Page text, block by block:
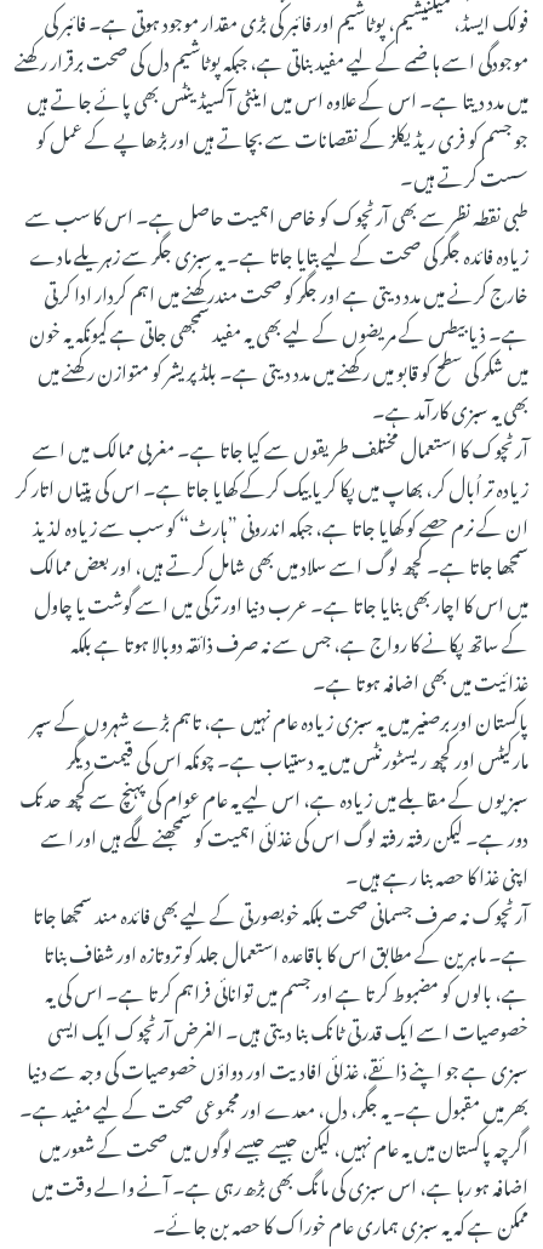
فولک ایسڈ، میگنیشیم، پوٹاشیم اور فائبر کی بڑی مقدار موجود ہوتی ہے۔ فائبر کی
موجودگی اسے ہاضمے کے لیے مفید بناتی ہے، جبکہ پوٹاشیم دل کی صحت برقرار رکھنے
میں مدد دیتا ہے۔ اس کے علاوہ اس میں اینٹی آکسیڈینٹس بھی پائے جاتے ہیں
جو جسم کو فری ریڈیکلز کے نقصانات سے بچاتے ہیں اور بڑھاپے کے عمل کو
سست کرتے ہیں۔
طبی نقطہ نظر سے بھی آرٹچوک کو خاص اہمیت حاصل ہے۔ اس کا سب سے
زیادہ فائدہ جگر کی صحت کے لیے بتایا جاتا ہے۔ یہ سبزی جگر سے زہریلے مادے
خارج کرنے میں مدد دیتی ہے اور جگر کو صحت مندرکھنے میں اہم کردار ادا کرتی
ہے۔ ذیابیطس کے مریضوں کے لیے بھی یہ مفید سمجھی جاتی ہے کیونکہ یہ خون
میں شکر کی سطح کو قابو میں رکھنے میں مدد دیتی ہے۔ بلڈ پریشر کو متوازن رکھنے میں
بھی یہ سبزی کارآمد ہے۔
آرٹچوک کا استعمال مختلف طریقوں سے کیا جاتا ہے۔ مغربی ممالک میں اسے
زیادہ تر اُبال کر، بھاپ میں پکا کر یا بیک کرکے کھایا جاتا ہے۔ اس کی پتیاں اتار کر
ان کے نرم حصے کو کھایا جاتا ہے، جبکہ اندرونی ”ہارٹ“ کو سب سے زیادہ لذیذ
سمجھا جاتا ہے۔ کچھ لوگ اسے سلاد میں بھی شامل کرتے ہیں، اور بعض ممالک
میں اس کا اچار بھی بنایا جاتا ہے۔ عرب دنیا اور ترکی میں اسے گوشت یا چاول
کے ساتھ پکانے کا رواج ہے، جس سے نہ صرف ذائقہ دوبالا ہوتا ہے بلکہ
غذائیت میں بھی اضافہ ہوتا ہے۔
پاکستان اور برصغیر میں یہ سبزی زیادہ عام نہیں ہے، تاہم بڑے شہروں کے سپر
مارکیٹس اور کچھ ریسٹورنٹس میں یہ دستیاب ہے۔ چونکہ اس کی قیمت دیگر
سبزیوں کے مقابلے میں زیادہ ہے، اس لیے یہ عام عوام کی پہنچ سے کچھ حد تک
دور ہے۔ لیکن رفتہ رفتہ لوگ اس کی غذائی اہمیت کو سمجھنے لگے ہیں اور اسے
اپنی غذا کا حصہ بنا رہے ہیں۔
آرٹچوک نہ صرف جسمانی صحت بلکہ خوبصورتی کے لیے بھی فائدہ مند سمجھا جاتا
ہے۔ ماہرین کے مطابق اس کا باقاعدہ استعمال جلد کو تروتازہ اور شفاف بناتا
ہے، بالوں کو مضبوط کرتا ہے اور جسم میں توانائی فراہم کرتا ہے۔ اس کی یہ
خصوصیات اسے ایک قدرتی ٹانک بنا دیتی ہیں۔ الغرض آرٹچوک ایک ایسی
سبزی ہے جو اپنے ذائقے، غذائی افادیت اور دواؤں خصوصیات کی وجہ سے دنیا
بھر میں مقبول ہے۔ یہ جگر، دل، معدے اور مجموعی صحت کے لیے مفید ہے۔
اگرچہ پاکستان میں یہ عام نہیں، لیکن جیسے جیسے لوگوں میں صحت کے شعور میں
اضافہ ہو رہا ہے، اس سبزی کی مانگ بھی بڑھ رہی ہے۔ آنے والے وقت میں
ممکن ہے کہ یہ سبزی ہماری عام خوراک کا حصہ بن جائے۔